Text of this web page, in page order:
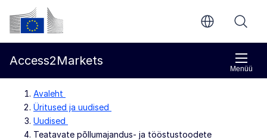
Põhisisu juurde
Euroopa Komisjon
Menüü
Access2Markets
Avaleht
Üritused ja uudised
Uudised
Teatavate põllumajandus- ja tööstustoodete